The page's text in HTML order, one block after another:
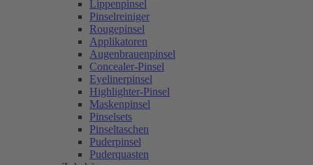
Lippenpinsel
Pinselreiniger
Rougepinsel
Applikatoren
Augenbrauenpinsel
Concealer-Pinsel
Eyelinerpinsel
Highlighter-Pinsel
Maskenpinsel
Pinselsets
Pinseltaschen
Puderpinsel
Puderquasten